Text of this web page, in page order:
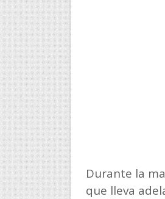
Durante la
que lleva